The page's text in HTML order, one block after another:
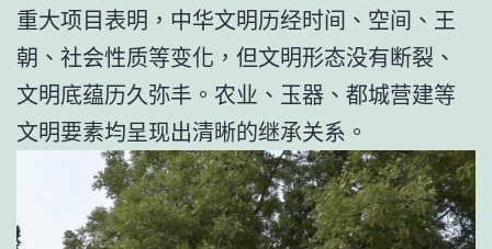
重大项目表明，中华文明历经时间、空间、王
朝、社会性质等变化，但文明形态没有断裂、
文明底蕴历久弥丰。农业、玉器、都城营建等
文明要素均呈现出清晰的继承关系。